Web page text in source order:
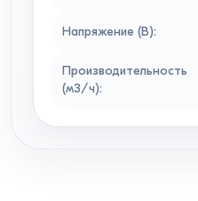
Напряжение (В):
Производительность
(м3/ч):